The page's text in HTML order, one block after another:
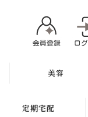
美容
魂オリジナル
定期宅配